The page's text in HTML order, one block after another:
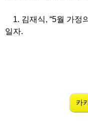
<참
1. 김재식, “5월 가정
일자.
카